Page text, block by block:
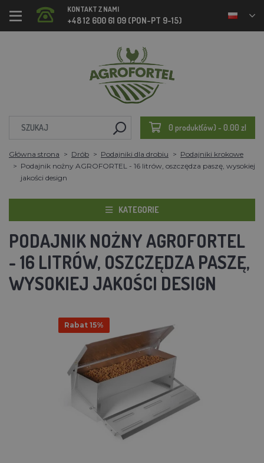
KONTAKT Z NAMI
+48 12 600 61 09 (PON-PT 9-15)
0 produkt(ów) - 0.00 zl
Główna strona Drób Podajniki dla drobiu
Podajniki krokowe
Podajnik nożny AGROFORTEL - 16 litrów, oszczędza paszę, wysokiej
jakości design
KATEGORIE
PODAJNIK NOŻNY AGROFORTEL
- 16 LITRÓW, OSZCZĘDZA PASZĘ,
WYSOKIEJ JAKOŚCI DESIGN
Rabat 15%